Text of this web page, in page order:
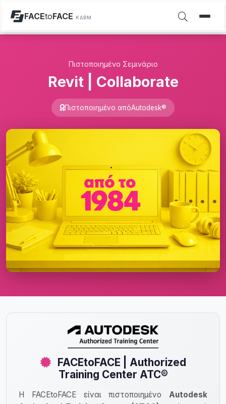
FACEtoFACE ΚΔΒΜ
Πιστοποιημένο Σεμινάριο
Revit | Collaborate
Πιστοποιημένο απόAutodesk®
FACEtoFACE | Authorized
Training Center ATC®
Η FACEtoFACE είναι πιστοποιημένο Autodesk